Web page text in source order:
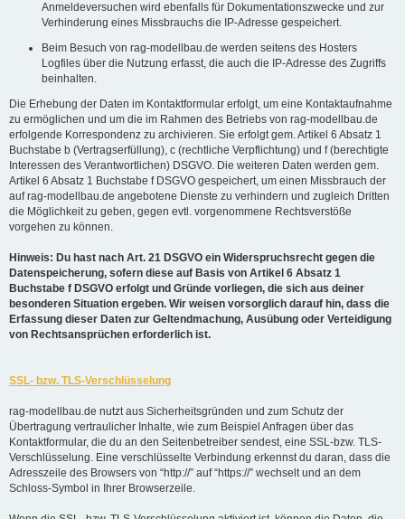
Anmeldeversuchen wird ebenfalls für Dokumentationszwecke und zur
Verhinderung eines Missbrauchs die IP-Adresse gespeichert.
Beim Besuch von rag-modellbau.de werden seitens des Hosters
Logfiles über die Nutzung erfasst, die auch die IP-Adresse des Zugriffs
beinhalten.
Die Erhebung der Daten im Kontaktformular erfolgt, um eine Kontaktaufnahme
zu ermöglichen und um die im Rahmen des Betriebs von rag-modellbau.de
erfolgende Korrespondenz zu archivieren. Sie erfolgt gem. Artikel 6 Absatz 1
Buchstabe b (Vertragserfüllung), c (rechtliche Verpflichtung) und f (berechtigte
Interessen des Verantwortlichen) DSGVO. Die weiteren Daten werden gem.
Artikel 6 Absatz 1 Buchstabe f DSGVO gespeichert, um einen Missbrauch der
auf rag-modellbau.de angebotene Dienste zu verhindern und zugleich Dritten
die Möglichkeit zu geben, gegen evtl. vorgenommene Rechtsverstöße
vorgehen zu können.
Hinweis: Du hast nach Art. 21 DSGVO ein Widerspruchsrecht gegen die
Datenspeicherung, sofern diese auf Basis von Artikel 6 Absatz 1
Buchstabe f DSGVO erfolgt und Gründe vorliegen, die sich aus deiner
besonderen Situation ergeben. Wir weisen vorsorglich darauf hin, dass die
Erfassung dieser Daten zur Geltendmachung, Ausübung oder Verteidigung
von Rechtsansprüchen erforderlich ist.
SSL- bzw. TLS-Verschlüsselung
rag-modellbau.de nutzt aus Sicherheitsgründen und zum Schutz der
Übertragung vertraulicher Inhalte, wie zum Beispiel Anfragen über das
Kontaktformular, die du an den Seitenbetreiber sendest, eine SSL-bzw. TLS-
Verschlüsselung. Eine verschlüsselte Verbindung erkennst du daran, dass die
Adresszeile des Browsers von “http://” auf “https://” wechselt und an dem
Schloss-Symbol in Ihrer Browserzeile.